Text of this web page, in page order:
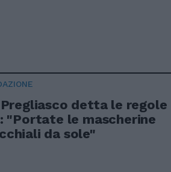
detta le regole
"Portate le mascherine
da sole"